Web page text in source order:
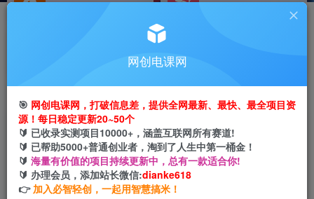
研究探讨更多创业项目路子。
搭建同款网站，自己当老板
短视频游戏赚钱特训营，0门槛小白也可以操作，
日入1000+
网创电课网
2年前发布
网创电课网
🎯 网创电课网，打破信息差，提供全网最新、最快、最全项目资
源！每日稳定更新20~50个
🔰 已收录实测项目10000+，涵盖互联网所有赛道!
🔰 已帮助5000+普通创业者，淘到了人生中第一桶金！
🔰 海量有价值的项目持续更新中，总有一款适合你!
🔰 办理会员，添加站长微信:dianke618
👉 加入必智轻创，一起用智慧搞米！